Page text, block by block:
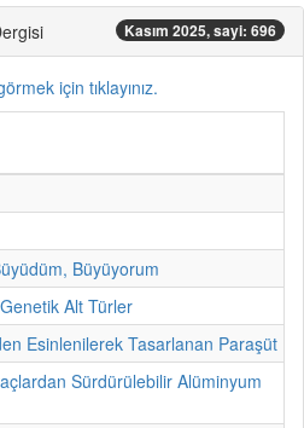
Kasım 2025, sayi: 696
için tıklayınız.
Büyüyorum
Alt Türler
Esinlenilerek Tasarlanan Paraşüt
Sürdürülebilir Alüminyum